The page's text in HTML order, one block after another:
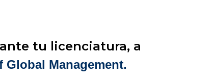
tu licenciatura, a
Management.